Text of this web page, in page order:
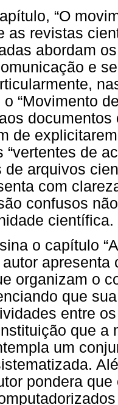
“O
as revistas
abordam
e
“Movimento
de
“vertentes de
de arquivos
com
confusos
científica.
o capítulo
autor
organizam o
que
entre
que a
um
pondera